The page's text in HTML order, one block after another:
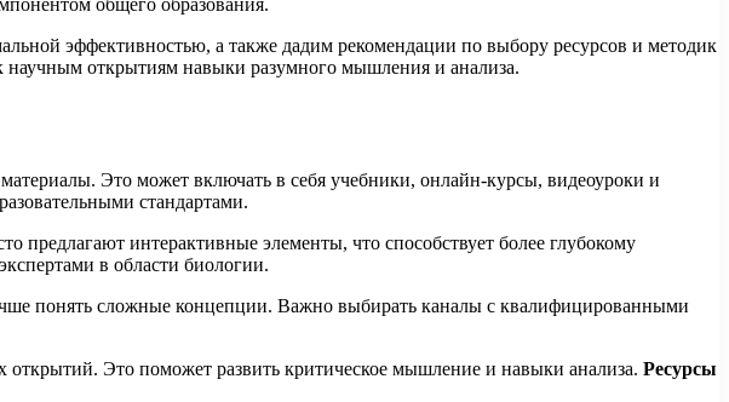
эффективностью, а также дадим рекомендации по выбору ресурсов и методик
научным открытиям навыки разумного мышления и анализа.
Это может включать в себя учебники, онлайн-курсы, видеоуроки и
стандартами.
интерактивные элементы, что способствует более глубокому
в области биологии.
понять сложные концепции. Важно выбирать каналы с квалифицированными
Это поможет развить критическое мышление и навыки анализа. Ресурсы